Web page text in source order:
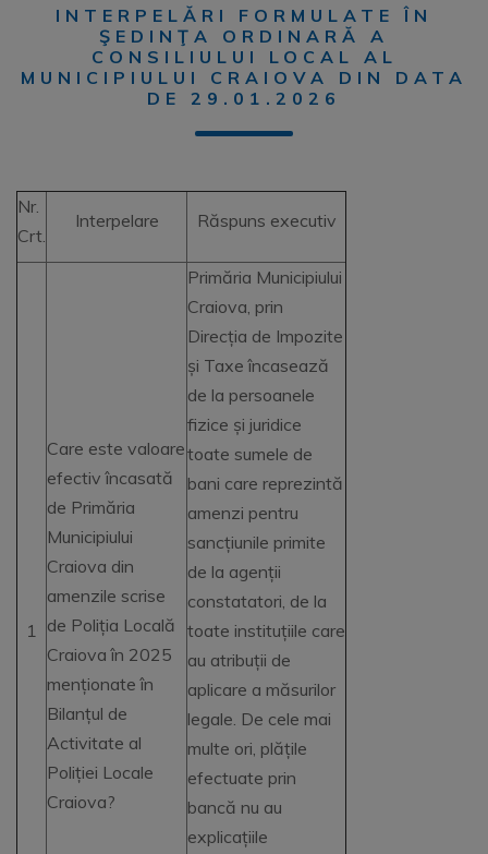
INTERPELĂRI FORMULATE ÎN
ŞEDINŢA ORDINARĂ A
CONSILIULUI LOCAL AL
MUNICIPIULUI CRAIOVA DIN DATA
DE 29.01.2026
Nr.
Crt.
Interpelare Răspuns executiv
1
Care este valoare
efectiv încasată
de Primăria
Municipiului
Craiova din
amenzile scrise
de Poliția Locală
Craiova în 2025
menționate în
Bilanțul de
Activitate al
Poliției Locale
Craiova?
Primăria Municipiului
Craiova, prin
Direcția de Impozite
și Taxe încasează
de la persoanele
fizice și juridice
toate sumele de
bani care reprezintă
amenzi pentru
sancțiunile primite
de la agenții
constatatori, de la
toate instituțiile care
au atribuții de
aplicare a măsurilor
legale. De cele mai
multe ori, plățile
efectuate prin
bancă nu au
explicațiile